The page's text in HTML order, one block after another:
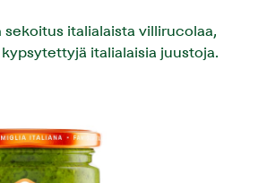
sekoitus italialaista villirucolaa,
italialaisia juustoja.